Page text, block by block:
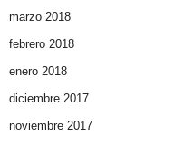
marzo 2018
febrero 2018
enero 2018
diciembre 2017
noviembre 2017